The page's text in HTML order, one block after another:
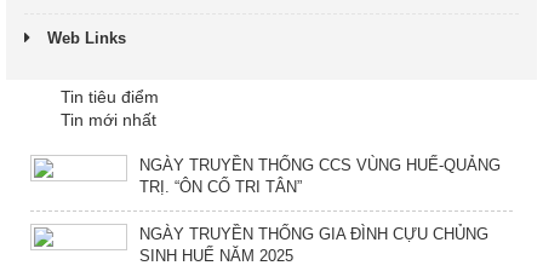
Web Links
Tin tiêu điểm
Tin mới nhất
NGÀY TRUYỀN THỐNG CCS VÙNG HUẾ-QUẢNG
TRỊ. “ÔN CỐ TRI TÂN”
NGÀY TRUYỀN THỐNG GIA ĐÌNH CỰU CHỦNG
SINH HUẾ NĂM 2025